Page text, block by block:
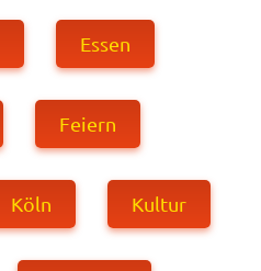
Essen
Feiern
Köln Kultur